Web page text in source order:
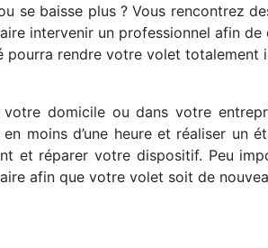
se baisse plus ? Vous rencontrez
intervenir un professionnel afin
pourra rendre votre volet totalement
domicile ou dans votre
moins d’une heure et réaliser un
et réparer votre dispositif. Peu
afin que votre volet soit de